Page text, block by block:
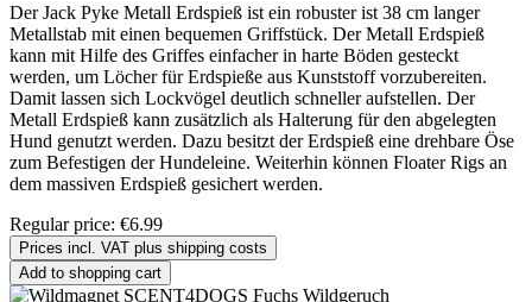
Der Jack Pyke Metall Erdspieß ist ein robuster ist 38 cm langer
Metallstab mit einen bequemen Griffstück. Der Metall Erdspieß
kann mit Hilfe des Griffes einfacher in harte Böden gesteckt
werden, um Löcher für Erdspieße aus Kunststoff vorzubereiten.
Damit lassen sich Lockvögel deutlich schneller aufstellen. Der
Metall Erdspieß kann zusätzlich als Halterung für den abgelegten
Hund genutzt werden. Dazu besitzt der Erdspieß eine drehbare Öse
zum Befestigen der Hundeleine. Weiterhin können Floater Rigs an
dem massiven Erdspieß gesichert werden.
Regular price: €6.99
Prices incl. VAT plus shipping costs
Add to shopping cart